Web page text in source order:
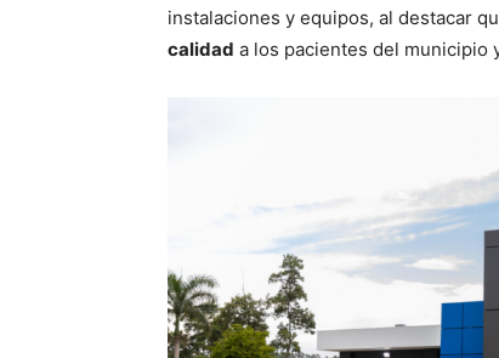
instalaciones y equipos, al destacar
calidad a los pacientes del municipio